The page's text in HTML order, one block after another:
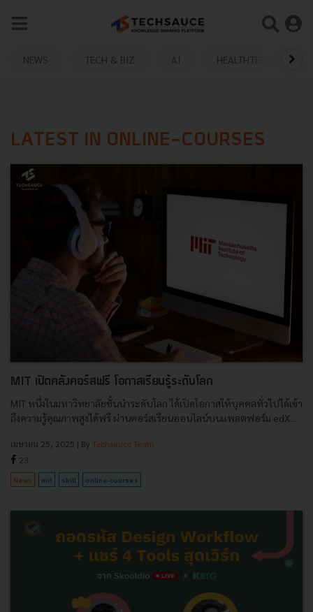
NEWS TECH & BIZ AI HEALTHTECH
LATEST IN ONLINE-COURSES
MIT เปิดคลังคอร์สฟรี โอกาสเรียนรู้ระดับโลก
MIT หนึ่งในมหาวิทยาลัยชั้นนำระดับโลก ได้เปิดโอกาสให้บุคคลทั่วไปได้เข้า
ถึงความรู้คุณภาพสูงได้ฟรี ผ่านคอร์สเรียนออนไลน์บนแพลตฟอร์ม edX...
เมษายน 25, 2025 | By Techsauce Team
23
News mit skill online-courses